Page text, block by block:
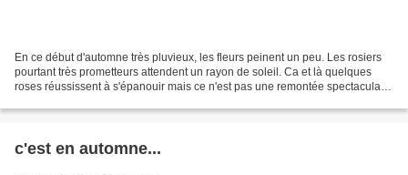
En ce début d'automne très pluvieux, les fleurs peinent un peu. Les rosiers
pourtant très prometteurs attendent un rayon de soleil. Ca et là quelques
roses réussissent à s'épanouir mais ce n'est pas une remontée spectaculaire
c'est en automne...